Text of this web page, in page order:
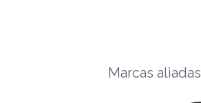
Marcas aliadas